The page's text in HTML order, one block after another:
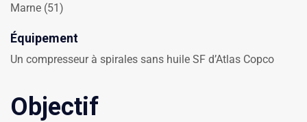
Marne (51)
Équipement
Un compresseur à spirales sans huile SF d’Atlas Copco
Objectif